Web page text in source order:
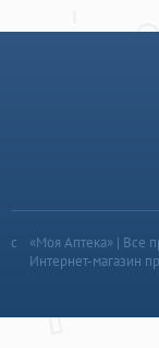
«Моя Аптека» | Все
Интернет-магазин